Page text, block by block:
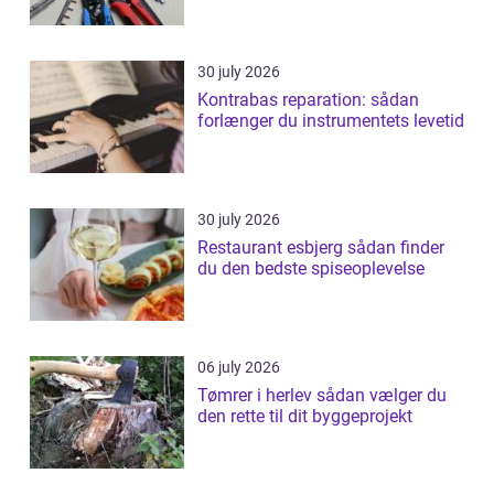
30 july 2026
Kontrabas reparation: sådan
forlænger du instrumentets levetid
30 july 2026
Restaurant esbjerg sådan finder
du den bedste spiseoplevelse
06 july 2026
Tømrer i herlev sådan vælger du
den rette til dit byggeprojekt